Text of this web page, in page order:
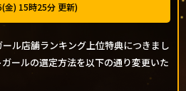
金) 15時25分 更新)
ル店舗ランキング上位特典につきまし
ールの選定方法を以下の通り変更いた